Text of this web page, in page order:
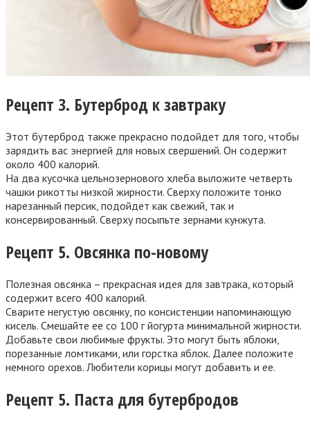
Рецепт 3. Бутерброд к завтраку
Этот бутерброд также прекрасно подойдет для того, чтобы
зарядить вас энергией для новых свершений. Он содержит
около 400 калорий.
На два кусочка цельнозернового хлеба выложите четверть
чашки рикотты низкой жирности. Сверху положите тонко
нарезанный персик, подойдет как свежий, так и
консервированный. Сверху посыпьте зернами кунжута.
Рецепт 5. Овсянка по-новому
Полезная овсянка – прекрасная идея для завтрака, который
содержит всего 400 калорий.
Сварите негустую овсянку, по консистенции напоминающую
кисель. Смешайте ее со 100 г йогурта минимальной жирности.
Добавьте свои любимые фрукты. Это могут быть яблоки,
порезанные ломтиками, или горстка яблок. Далее положите
немного орехов. Любители корицы могут добавить и ее.
Рецепт 5. Паста для бутербродов